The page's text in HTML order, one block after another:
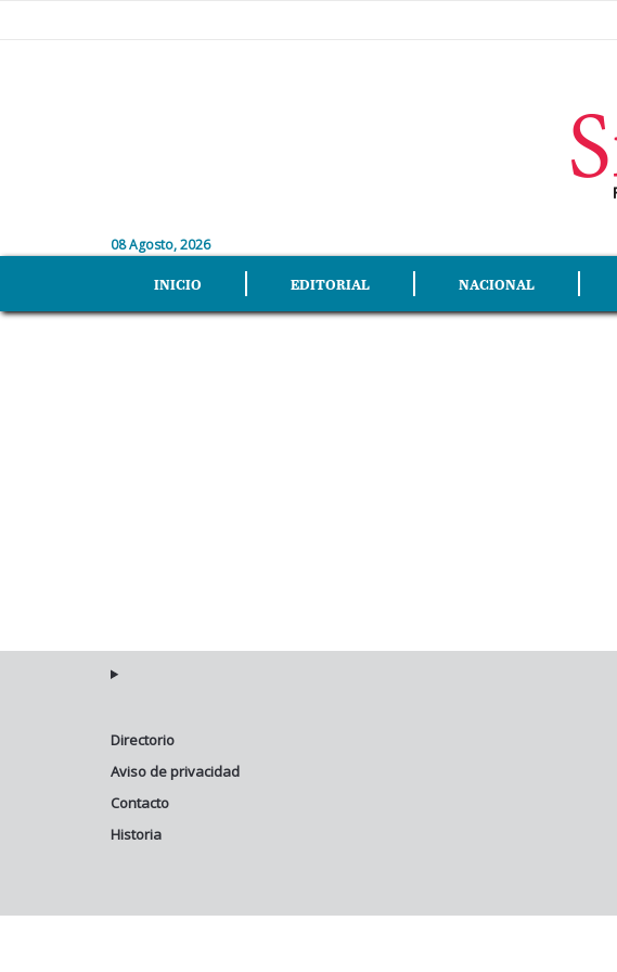
08 Agosto, 2026
INICIO EDITORIAL NACIONAL
Directorio
Aviso de privacidad
Contacto
Historia